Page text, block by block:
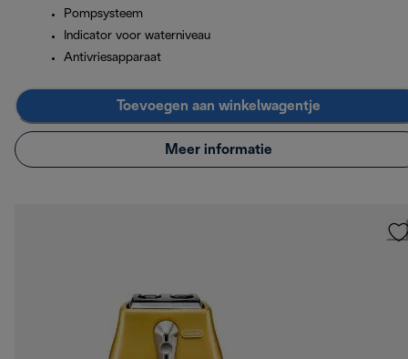
Pompsysteem
Indicator voor waterniveau
Antivriesapparaat
Toevoegen aan winkelwagentje
Meer informatie